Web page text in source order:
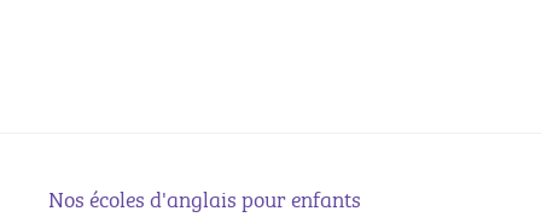
Nos écoles d'anglais pour enfants